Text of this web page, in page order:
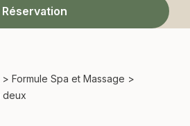
Réservation
> Formule Spa et Massage >
deux